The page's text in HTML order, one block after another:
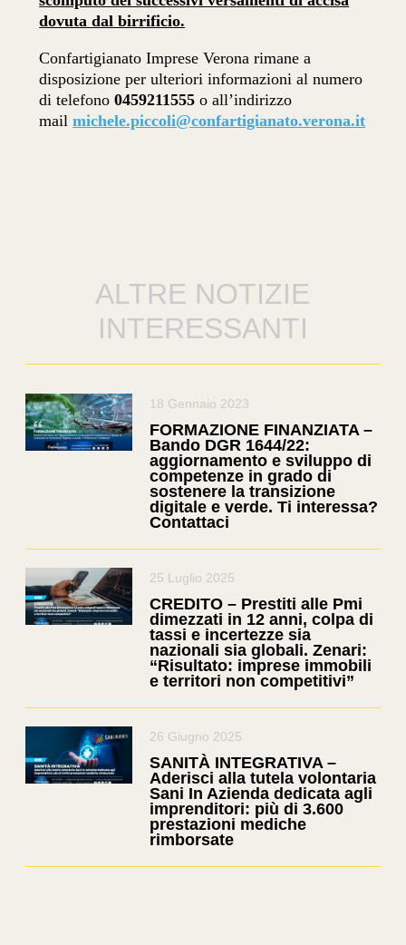
dovuta dal birrificio.
Confartigianato Imprese Verona rimane a
disposizione per ulteriori informazioni al numero
di telefono0459211555 o all’indirizzo
mailmichele.piccoli@confartigianato.verona.it
ALTRE NOTIZIE
INTERESSANTI
18 Gennaio 2023
FORMAZIONE FINANZIATA –
Bando DGR 1644/22:
aggiornamento e sviluppo di
competenze in grado di
sostenere la transizione
digitale e verde. Ti interessa?
Contattaci
25 Luglio 2025
CREDITO – Prestiti alle Pmi
dimezzati in 12 anni, colpa di
tassi e incertezze sia
nazionali sia globali. Zenari:
“Risultato: imprese immobili
e territori non competitivi”
26 Giugno 2025
SANITÀ INTEGRATIVA –
Aderisci alla tutela volontaria
Sani In Azienda dedicata agli
imprenditori: più di 3.600
prestazioni mediche
rimborsate